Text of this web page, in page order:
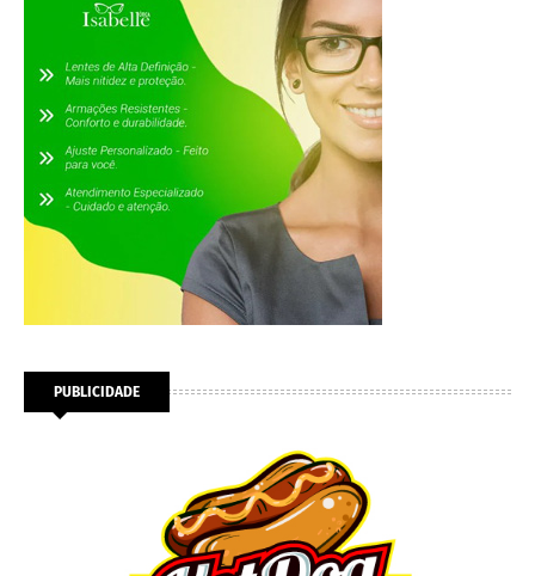
PUBLICIDADE